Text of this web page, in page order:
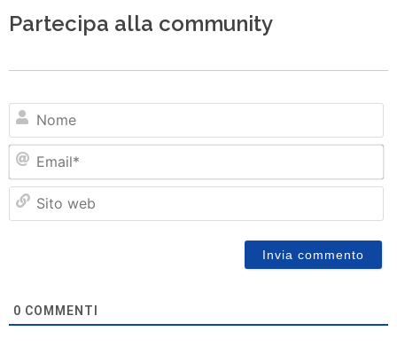
Partecipa alla community
0 COMMENTI